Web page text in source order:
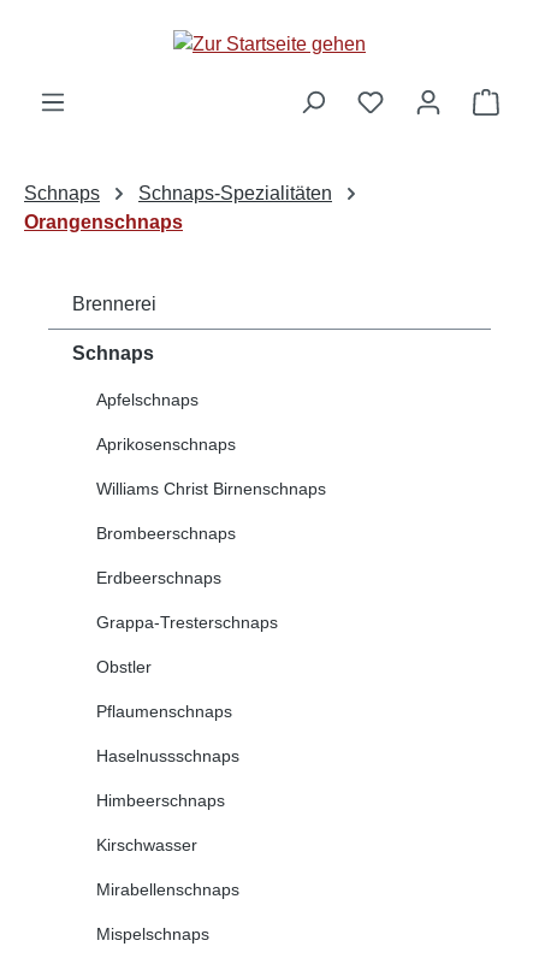
Schnaps
Schnaps-Spezialitäten
Orangenschnaps
Brennerei
Schnaps
Apfelschnaps
Aprikosenschnaps
Williams Christ Birnenschnaps
Brombeerschnaps
Erdbeerschnaps
Grappa-Tresterschnaps
Obstler
Pflaumenschnaps
Haselnussschnaps
Himbeerschnaps
Kirschwasser
Mirabellenschnaps
Mispelschnaps